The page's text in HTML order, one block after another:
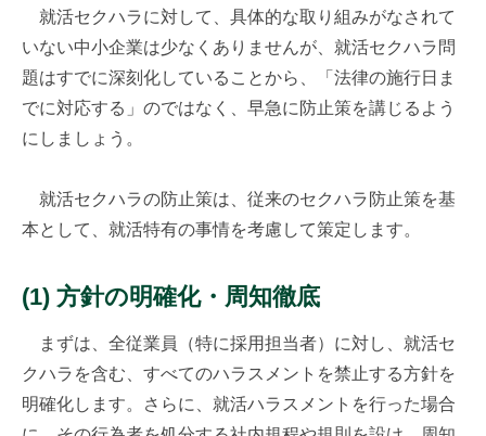
就活セクハラに対して、具体的な取り組みがなされて
いない中小企業は少なくありませんが、就活セクハラ問
題はすでに深刻化していることから、「法律の施行日ま
でに対応する」のではなく、早急に防止策を講じるよう
にしましょう。
就活セクハラの防止策は、従来のセクハラ防止策を基
本として、就活特有の事情を考慮して策定します。
(1) 方針の明確化・周知徹底
まずは、全従業員（特に採用担当者）に対し、就活セ
クハラを含む、すべてのハラスメントを禁止する方針を
明確化します。さらに、就活ハラスメントを行った場合